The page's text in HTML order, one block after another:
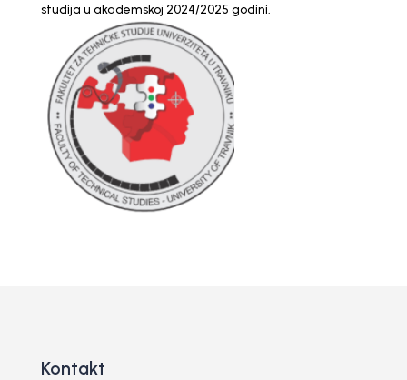
studija u akademskoj 2024/2025 godini.
Kontakt